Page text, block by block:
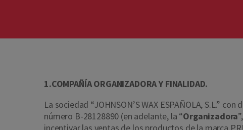
1.COMPAÑÍA ORGANIZADORA Y FINALIDAD.
La sociedad “JOHNSON’S WAX ESPAÑOLA, S.L.”
número B-28128890 (en adelante, la “Organizadora